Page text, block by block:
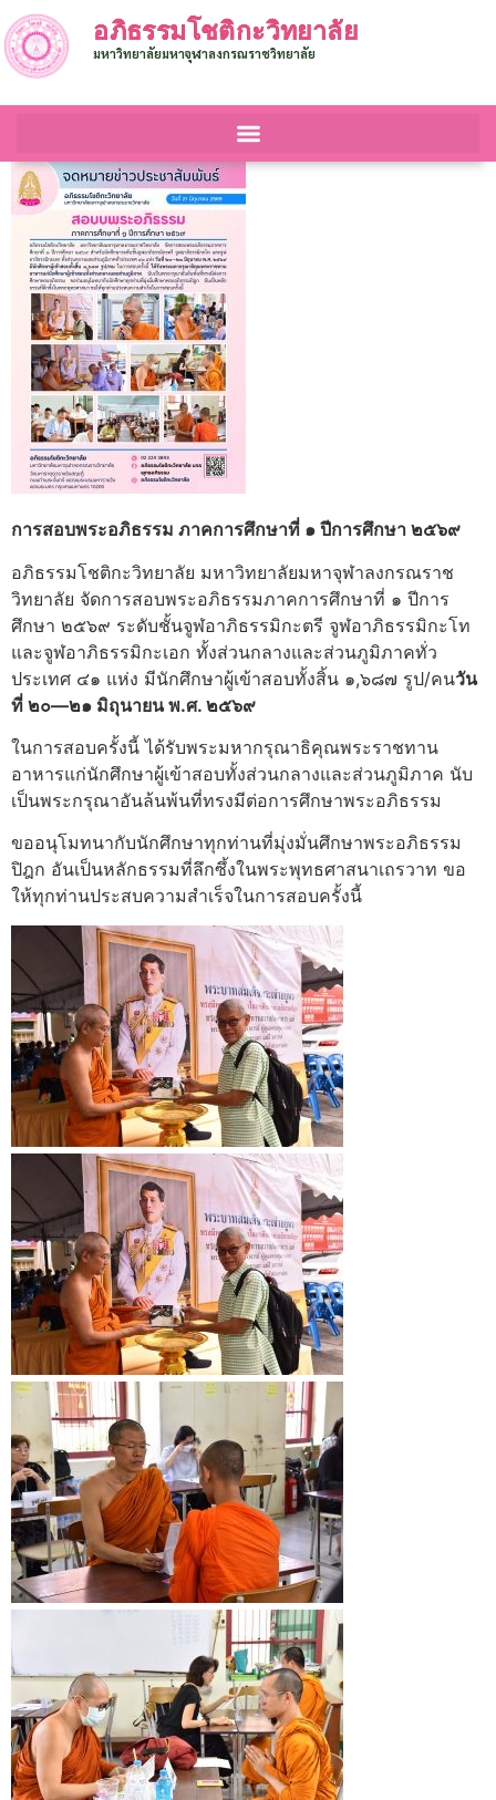
อภิธรรมโชติกะวิทยาลัย
มหาวิทยาลัยมหาจุฬาลงกรณราชวิทยาลัย
การสอบพระอภิธรรม ภาคการศึกษาที่ ๑ ปีการศึกษา ๒๕๖๙
อภิธรรมโชติกะวิทยาลัย มหาวิทยาลัยมหาจุฬาลงกรณราช
วิทยาลัย จัดการสอบพระอภิธรรมภาคการศึกษาที่ ๑ ปีการ
ศึกษา ๒๕๖๙ ระดับชั้นจูฬอาภิธรรมิกะตรี จูฬอาภิธรรมิกะโท
และจูฬอาภิธรรมิกะเอก ทั้งส่วนกลางและส่วนภูมิภาคทั่ว
ประเทศ ๔๑ แห่ง มีนักศึกษาผู้เข้าสอบทั้งสิ้น ๑,๖๘๗ รูป/คนวัน
ที่ ๒๐—๒๑ มิถุนายน พ.ศ. ๒๕๖๙
ในการสอบครั้งนี้ ได้รับพระมหากรุณาธิคุณพระราชทาน
อาหารแก่นักศึกษาผู้เข้าสอบทั้งส่วนกลางและส่วนภูมิภาค นับ
เป็นพระกรุณาอันล้นพ้นที่ทรงมีต่อการศึกษาพระอภิธรรม
ขออนุโมทนากับนักศึกษาทุกท่านที่มุ่งมั่นศึกษาพระอภิธรรม
ปิฎก อันเป็นหลักธรรมที่ลึกซึ้งในพระพุทธศาสนาเถรวาท ขอ
ให้ทุกท่านประสบความสำเร็จในการสอบครั้งนี้